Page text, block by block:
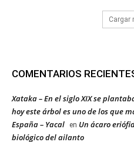
Cargar
COMENTARIOS
Xataka – En el siglo XIX se
hoy este árbol es uno de los que
España – Yacal
en Un ácaro
biológico del ailanto